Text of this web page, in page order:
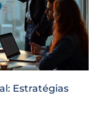
Estratégias